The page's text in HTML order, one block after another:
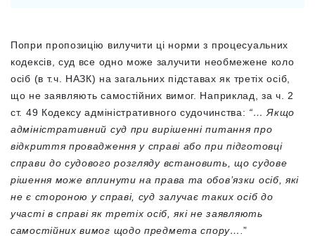
Попри пропозицію вилучити ці норми з процесуальних
кодексів, суд все одно може залучити необмежене коло
осіб (в т.ч. НАЗК) на загальних підставах як третіх осіб,
що не заявляють самостійних вимог. Наприклад, за ч. 2
ст. 49 Кодексу адміністративного судочинства: “… Якщо
адміністративний суд при вирішенні питання про
відкриття провадження у справі або при підготовці
справи до судового розгляду встановить, що судове
рішення може вплинути на права та обов’язки осіб, які
не є стороною у справі, суд залучає таких осіб до
участі в справі як третіх осіб, які не заявляють
самостійних вимог щодо предмета спору….”